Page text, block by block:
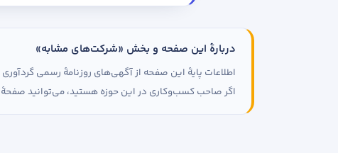
دربارهٔ این صفحه و بخش «شرکت‌های مشابه»
اطلاعات پایهٔ این صفحه از آگهی‌های روزنامهٔ رسمی
اگر صاحب کسب‌وکاری در این حوزه هستید، می‌توانید صفحهٔ